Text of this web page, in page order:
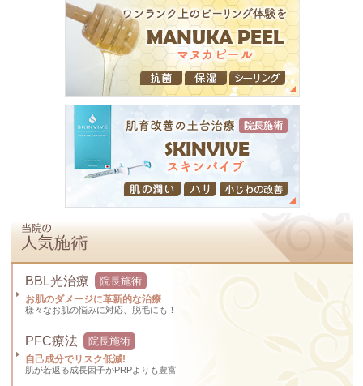
BBL光治療 院長施術
お肌のダメージに革新的な治療
様々なお肌の悩みに対応、脱毛にも！
PFC療法 院長施術
自己成分でリスク低減!
肌が若返る成長因子がPRPよりも豊富